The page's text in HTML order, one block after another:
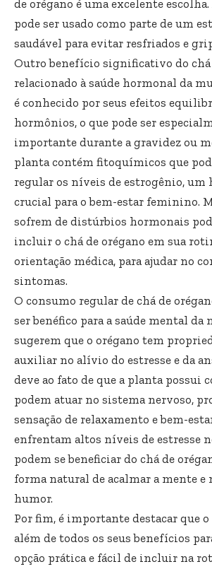
de orégano é uma excelente
pode ser usado como parte de um
saudável para evitar resfriados e
Outro benefício significativo do chá
relacionado à saúde hormonal da
é conhecido por seus efeitos
hormônios, o que pode ser
importante durante a gravidez ou
planta contém fitoquímicos que
regular os níveis de estrogênio, um
crucial para o bem-estar feminino.
sofrem de distúrbios hormonais
incluir o chá de orégano em sua
orientação médica, para ajudar no
sintomas.
O consumo regular de chá de
ser benéfico para a saúde mental da
sugerem que o orégano tem
auxiliar no alívio do estresse e da
deve ao fato de que a planta possui
podem atuar no sistema nervoso,
sensação de relaxamento e bem-
enfrentam altos níveis de estresse
podem se beneficiar do chá de
forma natural de acalmar a mente e
humor.
Por fim, é importante destacar que o
além de todos os seus benefícios
opção prática e fácil de incluir na